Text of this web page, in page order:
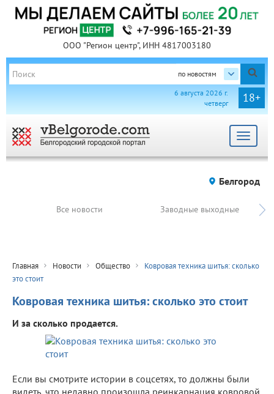
ООО "Регион центр", ИНН 4817003180
по новостям
18+
6 августа 2026 г.
четверг
Toggle
Белгород
Все новости Заводные выходные
Главная Новости Общество
Ковровая техника шитья: сколько
это стоит
Ковровая техника шитья: сколько это стоит
И за сколько продается.
Если вы смотрите истории в соцсетях, то должны были
видеть, что недавно произошла реинкарнация ковровой